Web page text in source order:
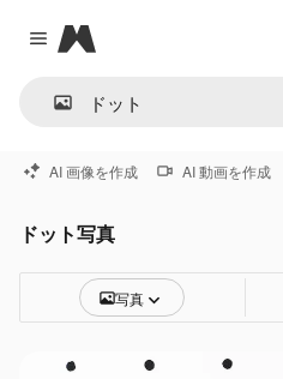
Close menu
Magnific
AI 画像を作成 AI 動画を作成
ドット写真
写真